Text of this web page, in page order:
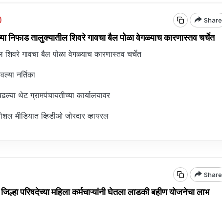
Share
तालुक्यातील शिवरे गावचा बैल पोळा वेगळ्याच कारणास्तव चर्चेत
शिवरे गावचा बैल पोळा वेगळ्याच कारणास्तव चर्चेत
नर्तिका
थेट ग्रामपंचायतीच्या कार्यालयावर
मीडियात व्हिडीओ जोरदार व्हायरल
Share
परिषदेच्या महिला कर्मचाऱ्यांनी घेतला लाडकी बहीण योजनेचा लाभ